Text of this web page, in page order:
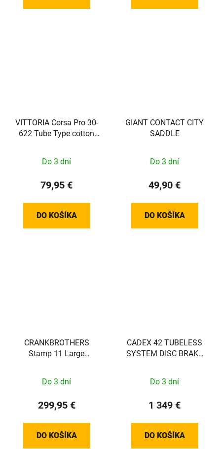
VITTORIA Corsa Pro 30-
622 Tube Type cotton
Do 3 dní
79,95 €
DO KOŠÍKA
GIANT CONTACT CITY
SADDLE
Do 3 dní
49,90 €
DO KOŠÍKA
CRANKBROTHERS
Stamp 11 Large
Do 3 dní
299,95 €
DO KOŠÍKA
CADEX 42 TUBELESS
SYSTEM DISC BRAKE
Do 3 dní
1 349 €
DO KOŠÍKA